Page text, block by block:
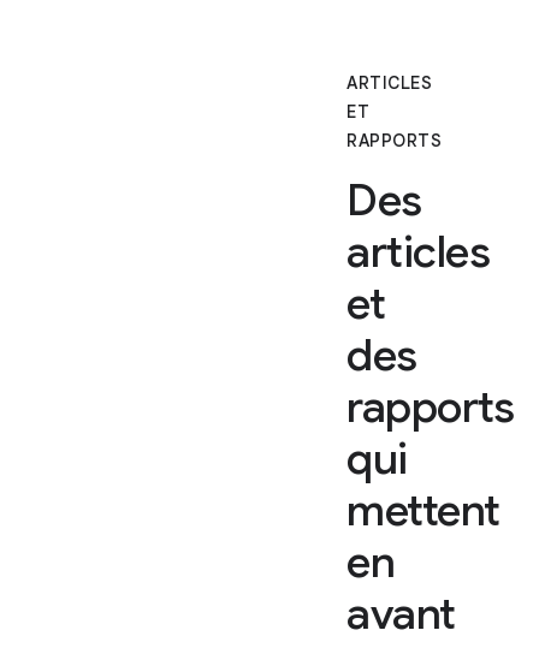
ARTICLES
ET
RAPPORTS
Des
articles
et
des
rapports
qui
mettent
en
avant